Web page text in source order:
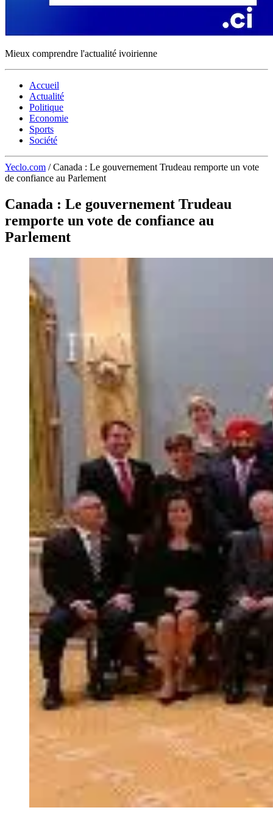
Mieux comprendre l'actualité ivoirienne
Accueil
Actualité
Politique
Economie
Sports
Société
Yeclo.com / Canada : Le gouvernement Trudeau remporte un vote
de confiance au Parlement
Canada : Le gouvernement Trudeau
remporte un vote de confiance au
Parlement